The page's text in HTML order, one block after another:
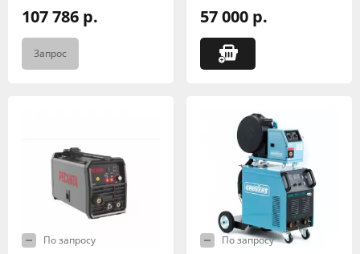
107 786 р.
Запрос
57 000 р.
По запросу
По запросу